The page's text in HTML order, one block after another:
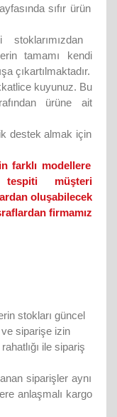
sıfır ürün
tamamı kendi
çıkartılmaktadır.
kuyunuz. Bu
ürüne ait
destek almak için
farklı modellere
müşteri
oluşabilecek
firmamız
stokları güncel
siparişe izin
ile sipariş
siparişler aynı
anlaşmalı kargo